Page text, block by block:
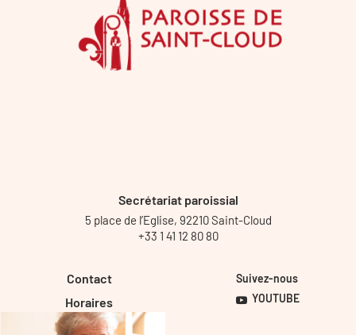
Secrétariat paroissial
5 place de l’Eglise, 92210 Saint-Cloud
+33 1 41 12 80 80
Contact
Horaires
Suivez-nous
YOUTUBE